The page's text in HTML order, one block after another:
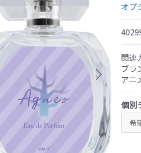
オプ
関連
ブラ
アニ
個別